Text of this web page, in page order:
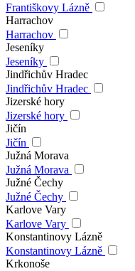
Františkovy Lázně
Harrachov
Harrachov
Jeseníky
Jeseníky
Jindřichův Hradec
Jindřichův Hradec
Jizerské hory
Jizerské hory
Jičín
Jičín
Južná Morava
Južná Morava
Južné Čechy
Južné Čechy
Karlove Vary
Karlove Vary
Konstantinovy Lázně
Konstantinovy Lázně
Krkonoše